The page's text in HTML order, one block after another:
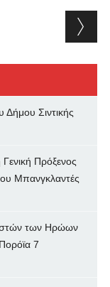
Δήμου Σιντικής
Πρόξενος
Μπανγκλαντές
των Ηρώων
7